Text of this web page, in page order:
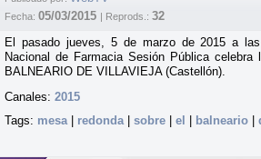
Fecha: 05/03/2015 | Reprods.: 32
El pasado jueves, 5 de marzo de 2015 a
Nacional de Farmacia Sesión Pública celebra
BALNEARIO DE VILLAVIEJA (Castellón).
Canales: 2015
Tags: mesa redonda sobre el balneario